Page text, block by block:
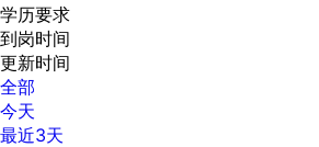
学历要求
到岗时间
更新时间
全部
今天
最近3天